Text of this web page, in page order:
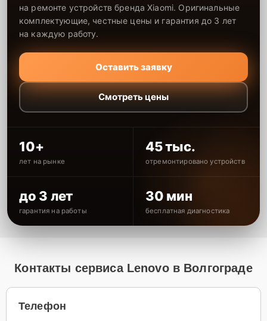
на ремонте устройств бренда Xiaomi. Оригинальные
комплектующие, честные цены и гарантия до 3 лет
на каждую работу.
Оставить заявку
Смотреть цены
10+
лет на рынке
45 тыс.
отремонтировано устройств
до 3 лет
гарантия на работы
30 мин
бесплатная диагностика
Контакты сервиса Lenovo в Волгограде
Телефон